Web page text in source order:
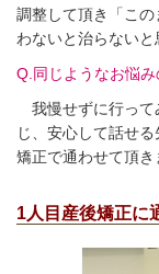
調整して頂き「こ
わないと治らないと
Q.同じようなお悩み
我慢せずに行って
じ、安心して話せ
矯正で通わせて頂き
1人目産後矯正に